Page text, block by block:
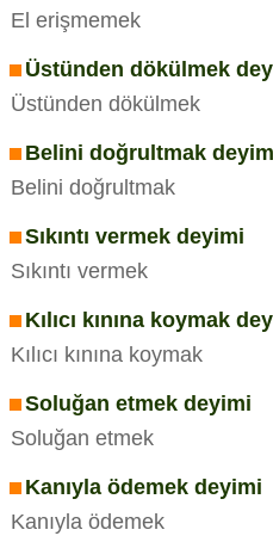
El erişmemek
Üstünden dökülmek
Üstünden dökülmek
Belini doğrultmak
Belini doğrultmak
Sıkıntı vermek deyimi
Sıkıntı vermek
Kılıcı kınına koymak
Kılıcı kınına koymak
Soluğan etmek deyimi
Soluğan etmek
Kanıyla ödemek deyimi
Kanıyla ödemek